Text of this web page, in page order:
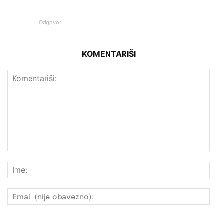
Odgovori
KOMENTARIŠI